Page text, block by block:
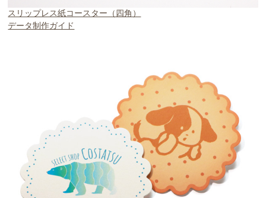
スリップレス紙コースター（四角）
データ制作ガイド